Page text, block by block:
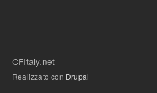
CFItaly.net
Realizzato con Drupal